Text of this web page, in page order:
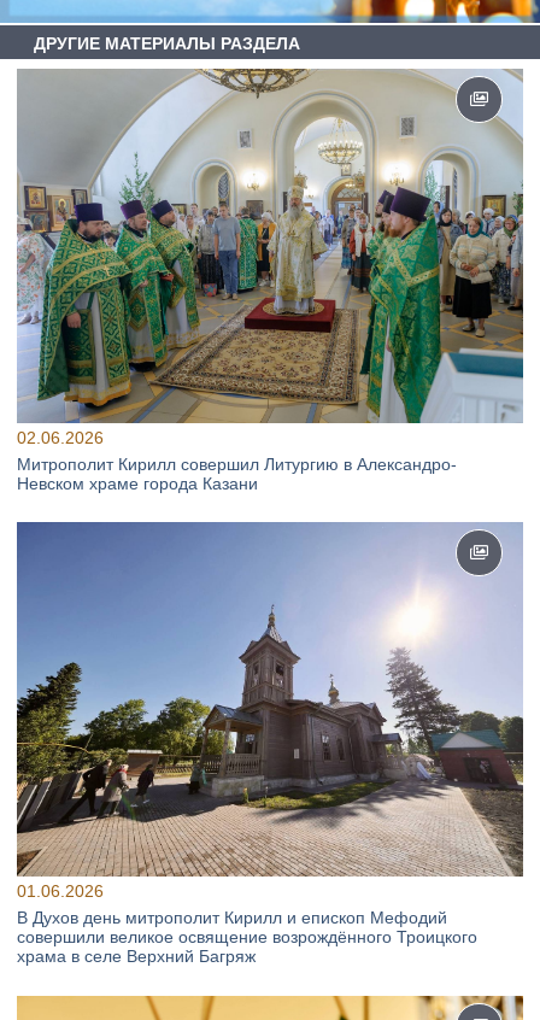
ДРУГИЕ МАТЕРИАЛЫ РАЗДЕЛА
02.06.2026
Митрополит Кирилл совершил Литургию в Александро-
Невском храме города Казани
01.06.2026
В Духов день митрополит Кирилл и епископ Мефодий
совершили великое освящение возрождённого Троицкого
храма в селе Верхний Багряж